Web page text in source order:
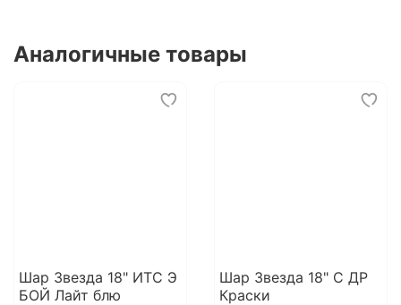
Аналогичные товары
Шар Звезда 18" ИТС Э
БОЙ Лайт блю
Шар Звезда 18" С ДР
Краски